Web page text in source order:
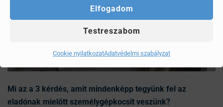
Elfogadom
Testreszabom
Cookie nyilatkozatAdatvédelmi szabályzat
Mi az a 3 kérdés, amit mindenképp tegyünk fel az
eladónak mielőtt személygépkocsit veszünk?